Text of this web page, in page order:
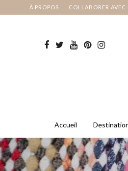
À PROPOS COLLABORER AVEC
Accueil